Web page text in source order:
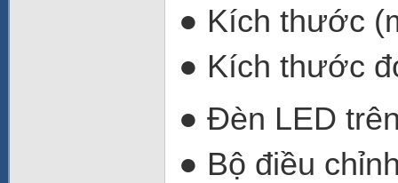
● Kích thước
● Kích thước
● Đèn LED
● Bộ điều